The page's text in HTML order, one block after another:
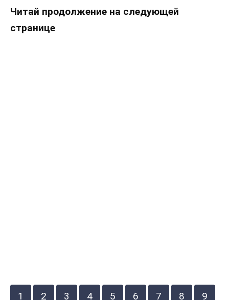
Читай продолжение на следующей
странице
1 2 3 4 5 6 7 8
9